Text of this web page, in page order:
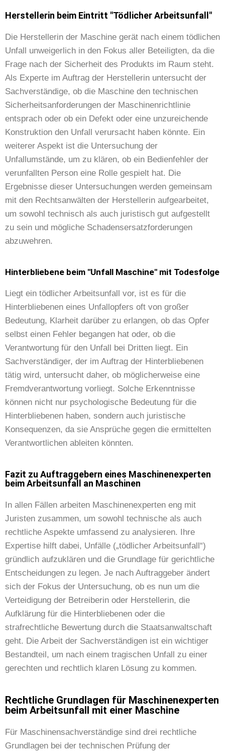
Herstellerin beim Eintritt "Tödlicher Arbeitsunfall"
Die Herstellerin der Maschine gerät nach einem tödlichen
Unfall unweigerlich in den Fokus aller Beteiligten, da die
Frage nach der Sicherheit des Produkts im Raum steht.
Als Experte im Auftrag der Herstellerin untersucht der
Sachverständige, ob die Maschine den technischen
Sicherheitsanforderungen der Maschinenrichtlinie
entsprach oder ob ein Defekt oder eine unzureichende
Konstruktion den Unfall verursacht haben könnte. Ein
weiterer Aspekt ist die Untersuchung der
Unfallumstände, um zu klären, ob ein Bedienfehler der
verunfallten Person eine Rolle gespielt hat. Die
Ergebnisse dieser Untersuchungen werden gemeinsam
mit den Rechtsanwälten der Herstellerin aufgearbeitet,
um sowohl technisch als auch juristisch gut aufgestellt
zu sein und mögliche Schadensersatzforderungen
abzuwehren.
Hinterbliebene beim "Unfall Maschine" mit Todesfolge
Liegt ein tödlicher Arbeitsunfall vor, ist es für die
Hinterbliebenen eines Unfallopfers oft von großer
Bedeutung, Klarheit darüber zu erlangen, ob das Opfer
selbst einen Fehler begangen hat oder, ob die
Verantwortung für den Unfall bei Dritten liegt. Ein
Sachverständiger, der im Auftrag der Hinterbliebenen
tätig wird, untersucht daher, ob möglicherweise eine
Fremdverantwortung vorliegt. Solche Erkenntnisse
können nicht nur psychologische Bedeutung für die
Hinterbliebenen haben, sondern auch juristische
Konsequenzen, da sie Ansprüche gegen die ermittelten
Verantwortlichen ableiten könnten.
Fazit zu Auftraggebern eines Maschinenexperten
beim Arbeitsunfall an Maschinen
In allen Fällen arbeiten Maschinenexperten eng mit
Juristen zusammen, um sowohl technische als auch
rechtliche Aspekte umfassend zu analysieren. Ihre
Expertise hilft dabei, Unfälle („tödlicher Arbeitsunfall“)
gründlich aufzuklären und die Grundlage für gerichtliche
Entscheidungen zu legen. Je nach Auftraggeber ändert
sich der Fokus der Untersuchung, ob es nun um die
Verteidigung der Betreiberin oder Herstellerin, die
Aufklärung für die Hinterbliebenen oder die
strafrechtliche Bewertung durch die Staatsanwaltschaft
geht. Die Arbeit der Sachverständigen ist ein wichtiger
Bestandteil, um nach einem tragischen Unfall zu einer
gerechten und rechtlich klaren Lösung zu kommen.
Rechtliche Grundlagen für Maschinenexperten
beim Arbeitsunfall mit einer Maschine
Für Maschinensachverständige sind drei rechtliche
Grundlagen bei der technischen Prüfung der